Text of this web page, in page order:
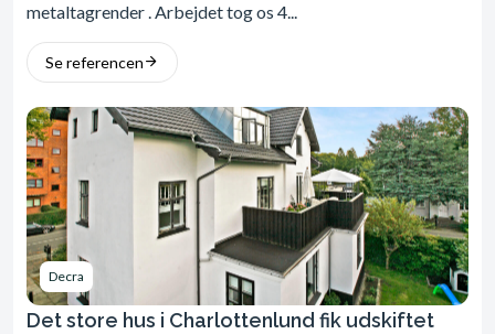
metaltagrender . Arbejdet tog os 4...
Se referencen
Decra
Det store hus i Charlottenlund fik udskiftet